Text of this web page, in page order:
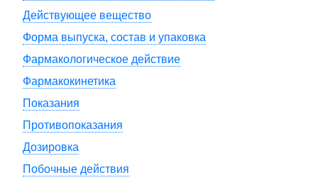
Действующее вещество
Форма выпуска, состав и упаковка
Фармакологическое действие
Фармакокинетика
Показания
Противопоказания
Дозировка
Побочные действия